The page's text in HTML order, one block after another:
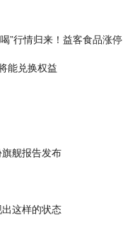
”行情归来！益客食品涨停
能兑换权益
舰报告发布
这样的状态